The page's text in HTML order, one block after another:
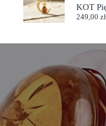
KOT
249,00 zł